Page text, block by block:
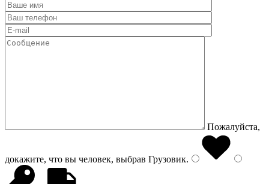
Пожалуйста,
докажите, что вы человек, выбрав Грузовик.